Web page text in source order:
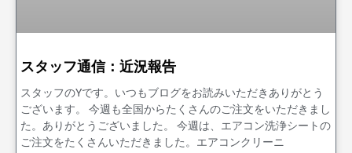
スタッフ通信：近況報告
スタッフのYです。いつもブログをお読みいただきありがとう
ございます。 今週も全国からたくさんのご注文をいただきまし
た。ありがとうございました。 今週は、エアコン洗浄シートの
ご注文をたくさんいただきました。エアコンクリーニ